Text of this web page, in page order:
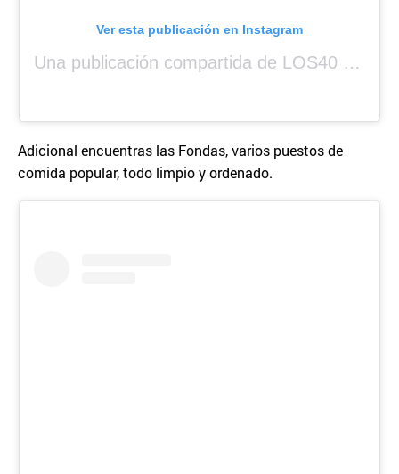
Ver esta publicación en Instagram
Una publicación compartida de LOS40 Panamá 🇵🇦 🎙️🎶 (@los40panama)
Adicional encuentras las Fondas, varios puestos de
comida popular, todo limpio y ordenado.